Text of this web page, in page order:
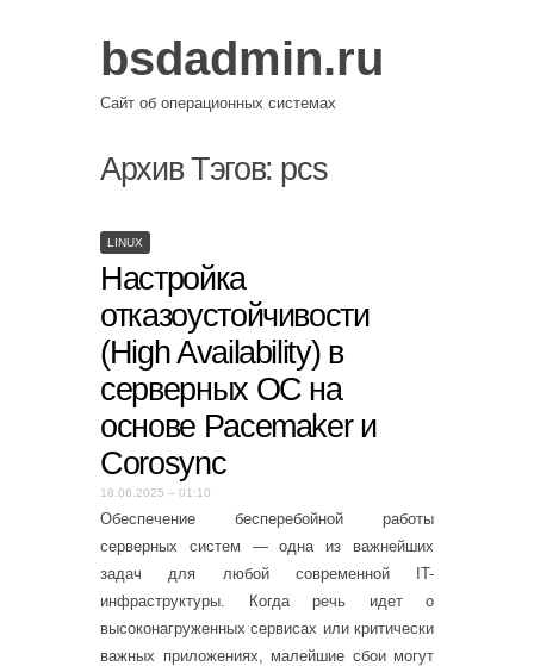
bsdadmin.ru
Сайт об операционных системах
Архив Тэгов: pcs
LINUX
Настройка
отказоустойчивости
(High Availability) в
серверных ОС на
основе Pacemaker и
Corosync
18.06.2025 – 01:10
Обеспечение бесперебойной работы
серверных систем — одна из важнейших
задач для любой современной IT-
инфраструктуры. Когда речь идет о
высоконагруженных сервисах или критически
важных приложениях, малейшие сбои могут